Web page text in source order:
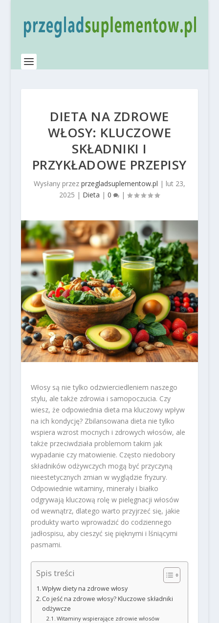
DIETA NA ZDROWE
WŁOSY: KLUCZOWE
SKŁADNIKI I
PRZYKŁADOWE PRZEPISY
Wysłany przez przegladsuplementow.pl | lut 23,
2025 | Dieta |0 |
Włosy są nie tylko odzwierciedleniem naszego
stylu, ale także zdrowia i samopoczucia. Czy
wiesz, że odpowiednia dieta ma kluczowy wpływ
na ich kondycję? Zbilansowana dieta nie tylko
wspiera wzrost mocnych i zdrowych włosów, ale
także przeciwdziała problemom takim jak
wypadanie czy matowienie. Często niedobory
składników odżywczych mogą być przyczyną
nieestetycznych zmian w wyglądzie fryzury.
Odpowiednie witaminy, minerały i białko
odgrywają kluczową rolę w pielęgnacji włosów
od wewnątrz, dlatego warto przyjrzeć się, jakie
produkty warto wprowadzić do codziennego
jadłospisu, aby cieszyć się pięknymi i lśniącymi
pasmami.
Spis treści
Wpływ diety na zdrowe włosy
Co jeść na zdrowe włosy? Kluczowe składniki
odżywcze
Witaminy wspierające zdrowie włosów